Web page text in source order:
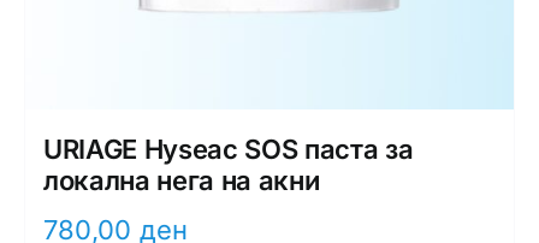
URIAGE Hyseac SOS паста за
локална нега на акни
780,00 ден